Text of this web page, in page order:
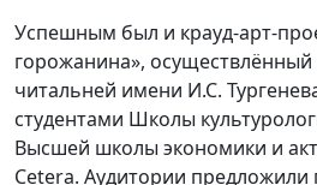
Успешным был и крауд-арт-
горожанина»,
читальней имени И.С.
студентами Школы
Высшей школы экономики и
Cetera. Аудитории